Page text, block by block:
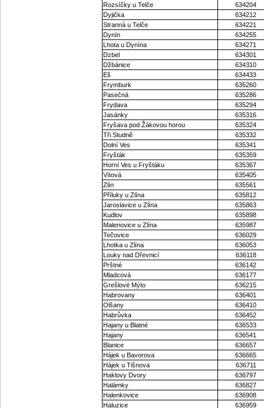
Rozsíčky u Telče
634204
Dyjička
634212
Stranná u Telče
634221
Dynín
634255
Lhota u Dynína
634271
Dzbel
634301
Džbánice
634310
Eš
634433
Frymburk
635260
Pasečná
635286
Frydava
635294
Jasánky
635316
Fryšava pod Žákovou horou
635324
Tři Studně
635332
Dolní Ves
635341
Fryšták
635359
Horní Ves u Fryštáku
635367
Vítová
635405
Zlín
635561
Příluky u Zlína
635812
Jaroslavice u Zlína
635863
Kudlov
635898
Malenovice u Zlína
635987
Tečovice
636029
Lhotka u Zlína
636053
Louky nad Dřevnicí
636118
Prštné
636142
Mladcová
636177
Grešlové Mýto
636215
Habrovany
636401
Olšany
636410
Habrůvka
636452
Hajany u Blatné
636533
Hajany
636541
Blanice
636657
Hájek u Bavorova
636665
Hájek u Tišnova
636711
Haklovy Dvory
636797
Halámky
636827
Halenkovice
636908
Haluzice
636959